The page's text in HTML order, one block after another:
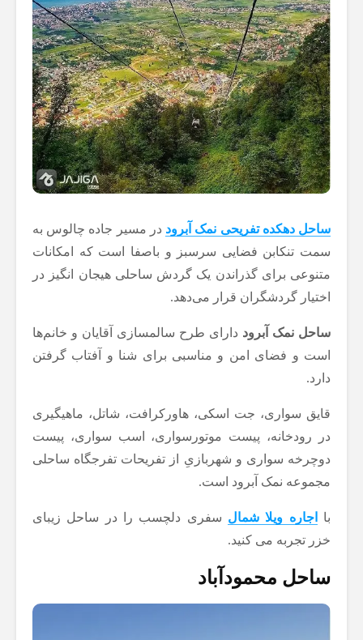
ساحل دهکده تفریحی نمک آبرود در مسیر جاده چالوس به
سمت تنکابن فضایی سرسبز و باصفا است که امکانات
متنوعی برای گذراندن یک گردش ساحلی هیجان انگیز در
اختیار گردشگران قرار می‌دهد.
ساحل نمک آبرود دارای طرح سالمسازی آقایان و خانم‌ها
است و فضای امن و مناسبی برای شنا و آفتاب گرفتن
دارد.
قایق سواری، جت اسکی، هاورکرافت، شاتل، ماهیگیری
در رودخانه، پیست موتورسواری، اسب سواری، پیست
دوچرخه سواری و شهربازیِ از تفریحات تفرجگاه ساحلی
مجموعه نمک آبرود است.
با اجاره ویلا شمال سفری دلچسب را در ساحل زیبای
خزر تجربه می کنید.
ساحل محمودآباد